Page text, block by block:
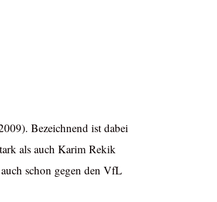
Bezeichnend ist dabei
als auch Karim Rekik
schon gegen den VfL